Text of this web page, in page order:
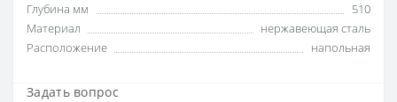
Глубина мм
510
Материал
нержавеющая сталь
Расположение
напольная
Задать вопрос